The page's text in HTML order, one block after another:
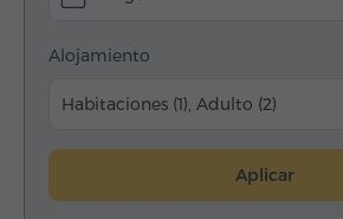
Alojamiento
Habitaciones (1), Adulto (2)
Aplicar